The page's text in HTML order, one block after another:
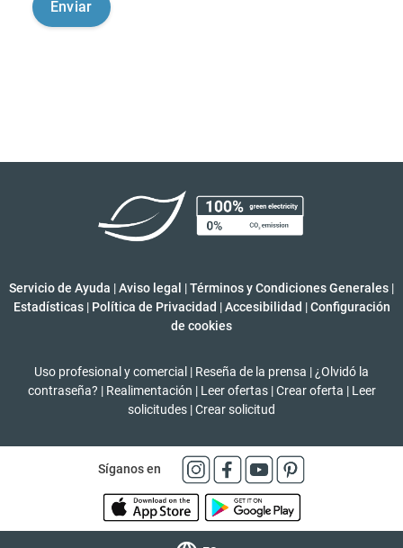
Servicio de Ayuda |Aviso legal |Términos y Condiciones Generales |
Estadísticas | Política de Privacidad | Accesibilidad | Configuración
de cookies
Uso profesional y comercial | Reseña de la prensa | ¿Olvidó la
contraseña? | Realimentación | Leer ofertas | Crear oferta | Leer
solicitudes |Crear solicitud
Síganos en